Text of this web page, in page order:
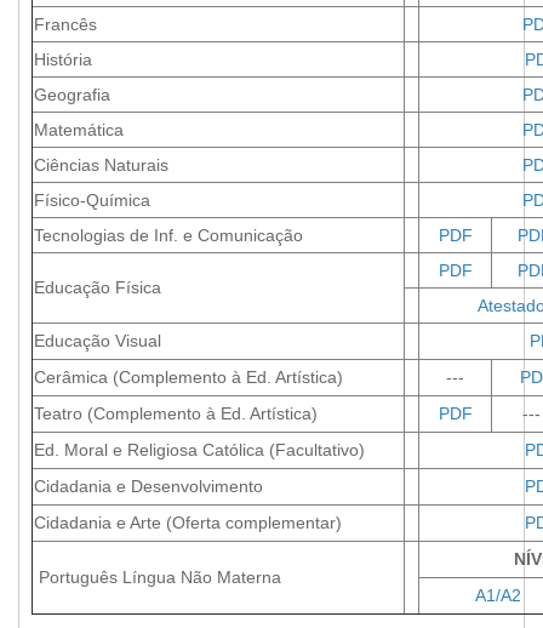
Francês
História
Geografia
Matemática
Ciências Naturais
Físico-Química
Tecnologias de Inf. e Comunicação
PDF
Educação Física
PDF
Educação Visual
Cerâmica (Complemento à Ed. Artística)
---
Teatro (Complemento à Ed. Artística)
PDF
Ed. Moral e Religiosa Católica (Facultativo)
Cidadania e Desenvolvimento
Cidadania e Arte (Oferta complementar)
Português Língua Não Materna
A1/A2